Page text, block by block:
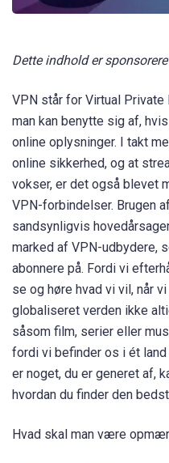
Dette indhold er
VPN står for Virtual
man kan benytte sig af,
online oplysninger. I takt
online sikkerhed, og at
vokser, er det også blevet
VPN-forbindelser. Brugen
sandsynligvis
marked af VPN-udbydere,
abonnere på. Fordi vi
se og høre hvad vi vil, når
globaliseret verden ikke
såsom film, serier eller
fordi vi befinder os i ét
er noget, du er generet af,
hvordan du finder den
Hvad skal man være